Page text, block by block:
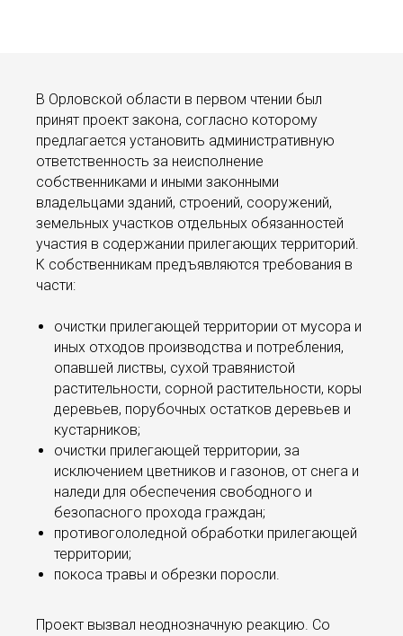
В Орловской области в первом чтении был
принят проект закона, согласно которому
предлагается установить административную
ответственность за неисполнение
собственниками и иными законными
владельцами зданий, строений, сооружений,
земельных участков отдельных обязанностей
участия в содержании прилегающих территорий.
К собственникам предъявляются требования в
части:
очистки прилегающей территории от мусора и
иных отходов производства и потребления,
опавшей листвы, сухой травянистой
растительности, сорной растительности, коры
деревьев, порубочных остатков деревьев и
кустарников;
очистки прилегающей территории, за
исключением цветников и газонов, от снега и
наледи для обеспечения свободного и
безопасного прохода граждан;
противогололедной обработки прилегающей
территории;
покоса травы и обрезки поросли.
Проект вызвал неоднозначную реакцию. Со